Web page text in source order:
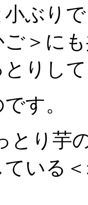
ぶり
＞に
りし
す。
とり芋
いる